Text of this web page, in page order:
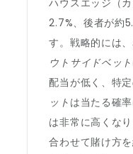
ハウスエッジ（
2.7%、後者が約
す。戦略的には
ウトサイドベット
配当が低く、特
ット は当たる確
は非常に高くな
合わせて賭け方